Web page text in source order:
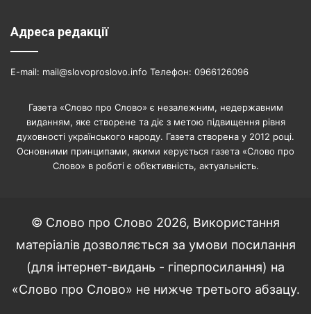
Адреса редакції
E-mail: mail@slovoproslovo.info Телефон: 0966126096
Газета «Слово про Слово» є незалежним, недержавним
виданням, яке створене та діє з метою підвищення рівня
духовності українського народу. Газета створена у 2012 році.
Основними принципами, якими керується газета «Слово про
Слово» в роботі є об’єктивність, актуальність.
© Слово про Слово 2026, Використання
матеріалів дозволяється за умови посилання
(для інтернет-видань - гіперпосилання) на
«Слово про Слово» не нижче третього абзацу.